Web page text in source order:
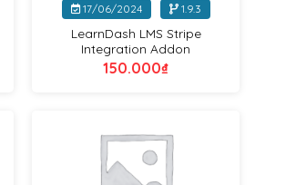
17/06/2024 1.9.3
LearnDash LMS Stripe
Integration Addon
150.000₫